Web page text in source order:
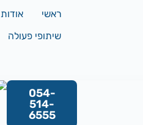
ראשי אודות
שיתופי פעולה
054-
514-
6555